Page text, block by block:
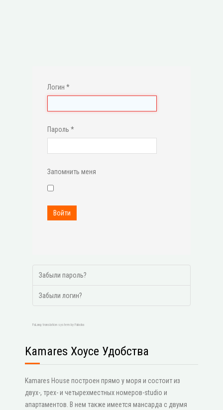
Логин *
Пароль *
Запомнить меня
Войти
Забыли пароль?
Забыли логин?
FaLang translation system by Faboba
Kamares Хоусе Удобства
Kamares House построен прямо у моря и состоит из
двух-, трех- и четырехместных номеров-studio и
апартаментов. В нем также имеется мансарда с двумя